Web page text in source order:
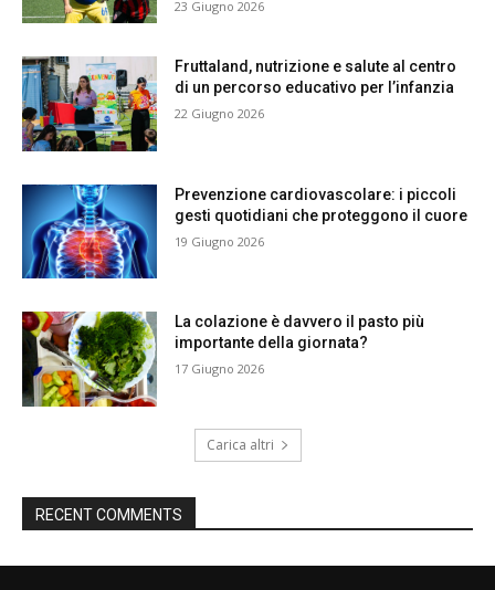
23 Giugno 2026
Fruttaland, nutrizione e salute al centro
di un percorso educativo per l’infanzia
22 Giugno 2026
Prevenzione cardiovascolare: i piccoli
gesti quotidiani che proteggono il cuore
19 Giugno 2026
La colazione è davvero il pasto più
importante della giornata?
17 Giugno 2026
Carica altri
RECENT COMMENTS